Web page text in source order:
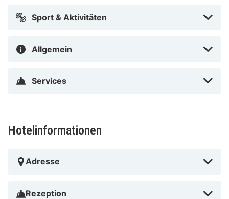
Sport & Aktivitäten
Allgemein
Services
Hotelinformationen
Adresse
Rezeption